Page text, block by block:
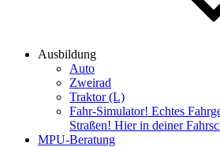
Ausbildung
Auto
Zweirad
Traktor (L)
Fahr-Simulator! Echtes
Straßen! Hier in deiner
MPU-Beratung